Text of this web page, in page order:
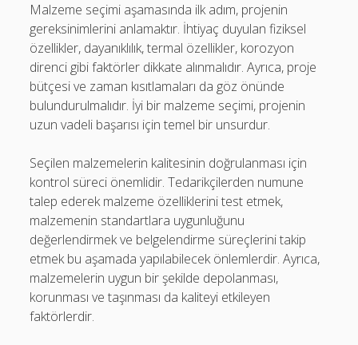
Malzeme seçimi aşamasında ilk adım, projenin
gereksinimlerini anlamaktır. İhtiyaç duyulan fiziksel
özellikler, dayanıklılık, termal özellikler, korozyon
direnci gibi faktörler dikkate alınmalıdır. Ayrıca, proje
bütçesi ve zaman kısıtlamaları da göz önünde
bulundurulmalıdır. İyi bir malzeme seçimi, projenin
uzun vadeli başarısı için temel bir unsurdur.
Seçilen malzemelerin kalitesinin doğrulanması için
kontrol süreci önemlidir. Tedarikçilerden numune
talep ederek malzeme özelliklerini test etmek,
malzemenin standartlara uygunluğunu
değerlendirmek ve belgelendirme süreçlerini takip
etmek bu aşamada yapılabilecek önlemlerdir. Ayrıca,
malzemelerin uygun bir şekilde depolanması,
korunması ve taşınması da kaliteyi etkileyen
faktörlerdir.